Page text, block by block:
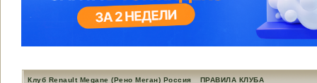
Клуб Renault Megane (Рено Меган) Россия ПРАВИЛА КЛУБА